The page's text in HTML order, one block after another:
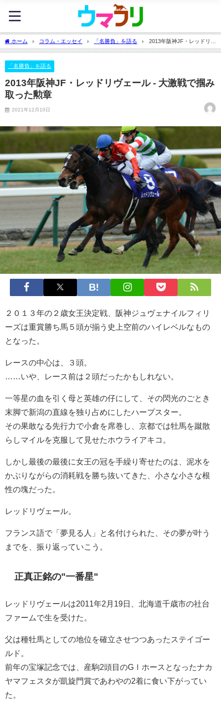
ホーム コラム・エッセイ 「名勝負」を語る
2013年阪神JF・レッドリヴ
ェール - 大激戦で掴み取った勲章
「名勝負」を語る
2013年阪神JF・レッドリヴェール - 大激戦で掴み
取った勲章
2021年12月10日
２０１３年の２歳女王決定戦、阪神ジュヴェナイルフィリ
ーズは重賞勝ち馬５頭が揃う史上空前のハイレベルなもの
となった。
レースの中心は、３頭。
……いや、レース前は２頭だったかもしれない。
一等星の血を引く母と英雄の仔にして、その閃光のごとき
末脚で新潟の直線を独り占めにしたハープスター。
その果敢なる先行力で小倉を席巻し、京都では牡馬を蹴散
らしマイルを克服して見せたホウライアキコ。
しかし最後の最後に女王の冠を手繰り寄せたのは、泥水を
かぶりながらの消耗戦を勝ち抜いてきた、小さな小さな根
性の塊だった。
レッドリヴェール。
フランス語で「夢見る人」と名付けられた、その夢が叶う
までを、振り返っていこう。
正真正銘の"一番星"
レッドリヴェールは2011年2月19日、北海道千歳市の社台
ファームで生を受けた。
父は種牡馬としての地位を確立させつつあったステイゴー
ルド。
前年の宝塚記念では、産駒2頭目のGⅠホースとなったナカ
ヤマフェスタが凱旋門賞であわやの2着に食い下がってい
た。